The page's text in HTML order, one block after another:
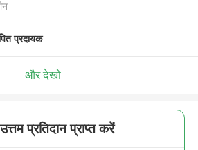
प्रदायक
और देखो
प्रतिदान प्राप्त करें